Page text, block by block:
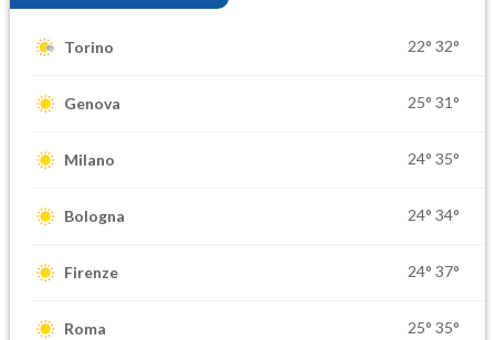
Torino 22° 32°
Genova 25° 31°
Milano 24° 35°
Bologna 24° 34°
Firenze 24° 37°
Roma 25° 35°